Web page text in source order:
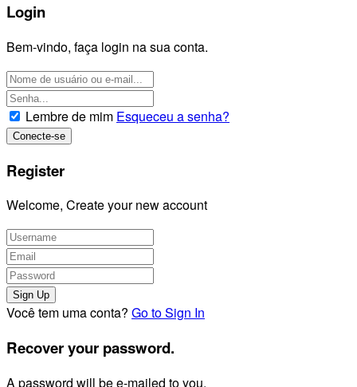
Login
Bem-vindo, faça login na sua conta.
Lembre de mim Esqueceu a senha?
Register
Welcome, Create your new account
Você tem uma conta? Go to Sign In
Recover your password.
A password will be e-mailed to you.